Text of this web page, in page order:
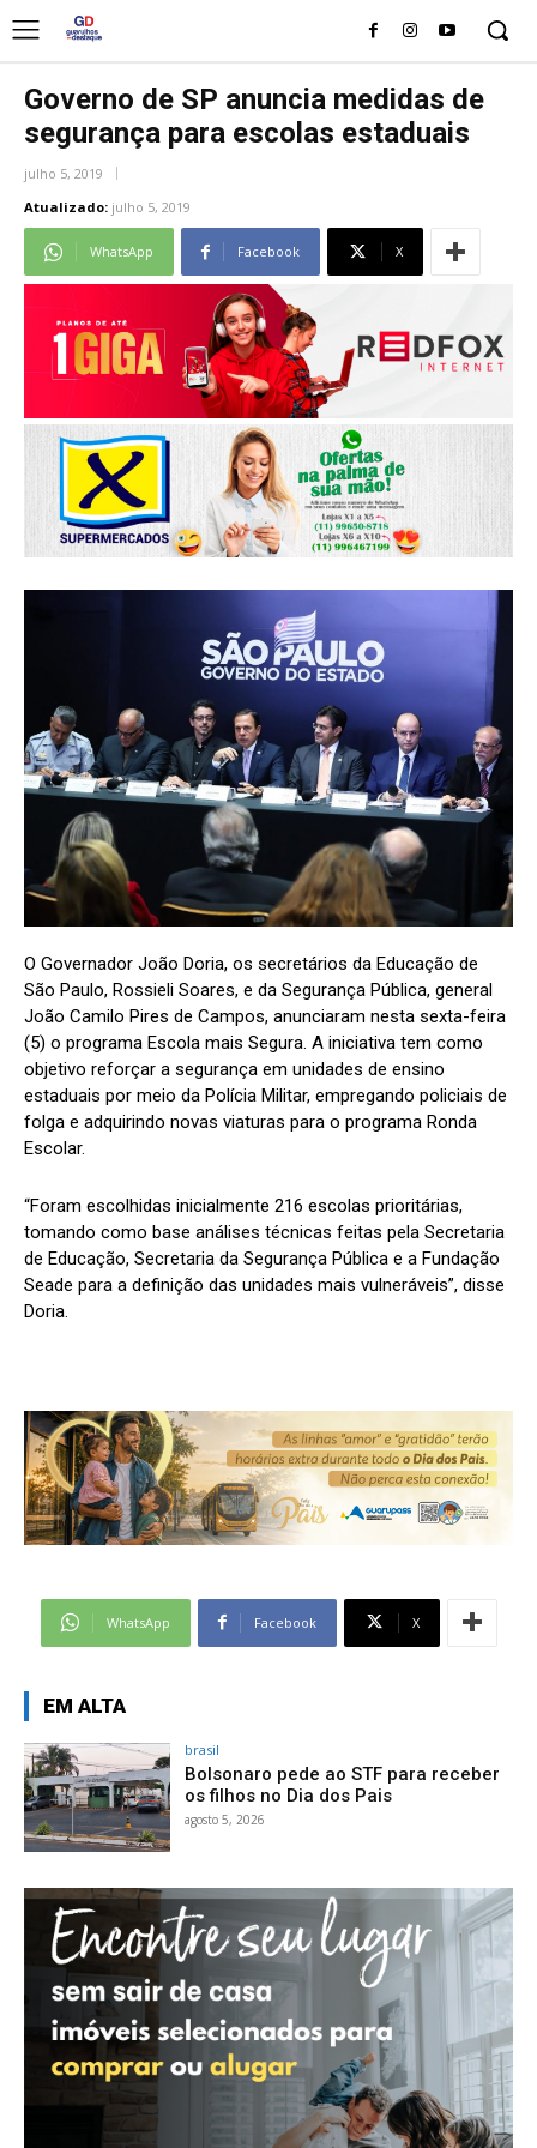
Governo de SP anuncia medidas de
segurança para escolas estaduais
julho 5, 2019
Atualizado: julho 5, 2019
WhatsApp Facebook X
O Governador João Doria, os secretários da Educação de
São Paulo, Rossieli Soares, e da Segurança Pública, general
João Camilo Pires de Campos, anunciaram nesta sexta-feira
(5) o programa Escola mais Segura. A iniciativa tem como
objetivo reforçar a segurança em unidades de ensino
estaduais por meio da Polícia Militar, empregando policiais de
folga e adquirindo novas viaturas para o programa Ronda
Escolar.
“Foram escolhidas inicialmente 216 escolas prioritárias,
tomando como base análises técnicas feitas pela Secretaria
de Educação, Secretaria da Segurança Pública e a Fundação
Seade para a definição das unidades mais vulneráveis”, disse
Doria.
WhatsApp Facebook X
EM ALTA
brasil
Bolsonaro pede ao STF para receber
os filhos no Dia dos Pais
agosto 5, 2026